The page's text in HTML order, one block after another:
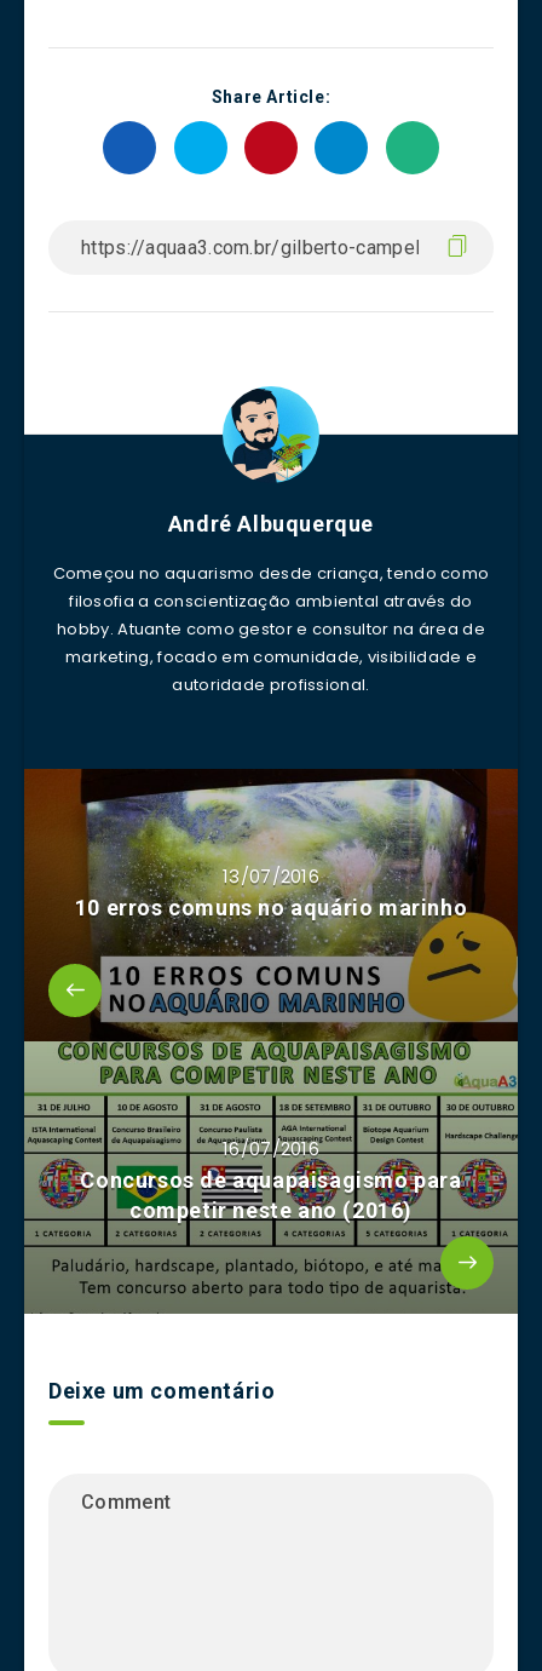
Share Article:
André Albuquerque
Começou no aquarismo desde criança, tendo como
filosofia a conscientização ambiental através do
hobby. Atuante como gestor e consultor na área de
marketing, focado em comunidade, visibilidade e
autoridade profissional.
13/07/2016
10 erros comuns no aquário marinho
16/07/2016
Concursos de aquapaisagismo para
competir neste ano (2016)
Deixe um comentário